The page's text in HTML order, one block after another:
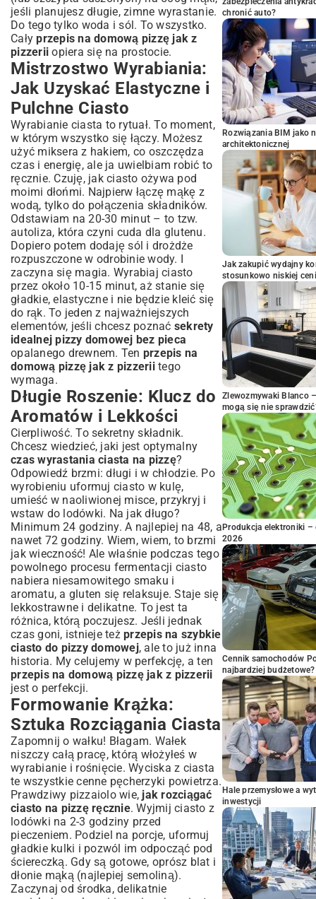
jeśli planujesz długie, zimne wyrastanie.
Do tego tylko woda i sól. To wszystko.
Całyprzepis na domową pizzę jak z
pizzerii opiera się na prostocie.
Mistrzostwo Wyrabiania:
Jak Uzyskać Elastyczne i
Pulchne Ciasto
Wyrabianie ciasta to rytuał. To moment,
w którym wszystko się łączy. Możesz
użyć miksera z hakiem, co oszczędza
czas i energię, ale ja uwielbiam robić to
ręcznie. Czuję, jak ciasto ożywa pod
moimi dłońmi. Najpierw łączę mąkę z
wodą, tylko do połączenia składników.
Odstawiam na 20-30 minut – to tzw.
autoliza, która czyni cuda dla glutenu.
Dopiero potem dodaję sól i drożdże
rozpuszczone w odrobinie wody. I
zaczyna się magia. Wyrabiaj ciasto
przez około 10-15 minut, aż stanie się
gładkie, elastyczne i nie będzie kleić się
do rąk. To jeden z najważniejszych
elementów, jeśli chcesz poznać sekrety
idealnej pizzy domowej bez pieca
opalanego drewnem. Ten przepis na
domową pizzę jak z pizzeriitego
wymaga.
Długie Roszenie: Klucz do
Aromatów i Lekkości
Cierpliwość. To sekretny składnik.
Chcesz wiedzieć, jaki jest optymalny
czas wyrastania ciasta na pizzę?
Odpowiedź brzmi: długi i w chłodzie. Po
wyrobieniu uformuj ciasto w kulę,
umieść w naoliwionej misce, przykryj i
wstaw do lodówki. Na jak długo?
Minimum 24 godziny. A najlepiej na 48, a
nawet 72 godziny. Wiem, wiem, to brzmi
jak wieczność! Ale właśnie podczas tego
powolnego procesu fermentacji ciasto
nabiera niesamowitego smaku i
aromatu, a gluten się relaksuje. Staje się
lekkostrawne i delikatne. To jest ta
różnica, którą poczujesz. Jeśli jednak
czas goni, istnieje też przepis na szybkie
ciasto do pizzy domowej, ale to już inna
historia. My celujemy w perfekcję, a ten
przepis na domową pizzę jak z pizzerii
jest o perfekcji.
Formowanie Krążka:
Sztuka Rozciągania Ciasta
Zapomnij o wałku! Błagam. Wałek
niszczy całą pracę, którą włożyłeś w
wyrabianie i rośnięcie. Wyciska z ciasta
te wszystkie cenne pęcherzyki powietrza.
Prawdziwy pizzaiolo wie, jak rozciągać
ciasto na pizzę ręcznie. Wyjmij ciasto z
lodówki na 2-3 godziny przed
pieczeniem. Podziel na porcje, uformuj
gładkie kulki i pozwól im odpocząć pod
ściereczką. Gdy są gotowe, oprósz blat i
dłonie mąką (najlepiej semoliną).
Zaczynaj od środka, delikatnie
chronić auto?
Rozwiązania BIM jako
architektonicznej
Jak zakupić wydajny
stosunkowo niskiej
Zlewozmywaki Blanco
mogą się nie
Produkcja elektroniki –
2026
Cennik samochodów
najbardziej budżetowe?
Hale przemysłowe a
inwestycji